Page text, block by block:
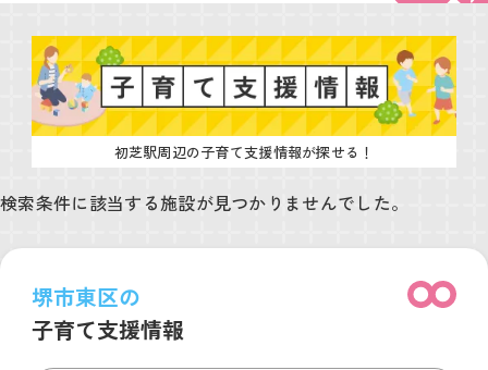
初芝駅周辺の子育て支援情報が探せる！
検索条件に該当する施設が見つかりませんでした。
堺市東区の
子育て支援情報